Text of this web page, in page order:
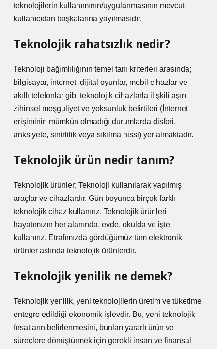
teknolojilerin kullanımının/uygulanmasının mevcut
kullanıcıdan başkalarına yayılmasıdır.
Teknolojik rahatsızlık nedir?
Teknoloji bağımlılığının temel tanı kriterleri arasında;
bilgisayar, internet, dijital oyunlar, mobil cihazlar ve
akıllı telefonlar gibi teknolojik cihazlarla ilişkili aşırı
zihinsel meşguliyet ve yoksunluk belirtileri (İnternet
erişiminin mümkün olmadığı durumlarda disfori,
anksiyete, sinirlilik veya sıkılma hissi) yer almaktadır.
Teknolojik ürün nedir tanım?
Teknolojik ürünler; Teknoloji kullanılarak yapılmış
araçlar ve cihazlardır. Gün boyunca birçok farklı
teknolojik cihaz kullanırız. Teknolojik ürünleri
hayatımızın her alanında, evde, okulda ve işte
kullanırız. Etrafımızda gördüğümüz tüm elektronik
ürünler aslında teknolojik ürünlerdir.
Teknolojik yenilik ne demek?
Teknolojik yenilik, yeni teknolojilerin üretim ve tüketime
entegre edildiği ekonomik işlevdir. Bu, yeni teknolojik
fırsatların belirlenmesini, bunları yararlı ürün ve
süreçlere dönüştürmek için gerekli insan ve finansal